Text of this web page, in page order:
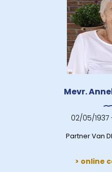
Mevr.
02/05/
Partner Van
> online